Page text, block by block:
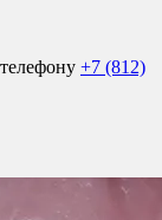
+7 (812)